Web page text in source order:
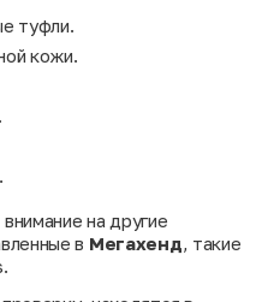
туфли.
кожи.
на другие
в Мегахенд, такие
.